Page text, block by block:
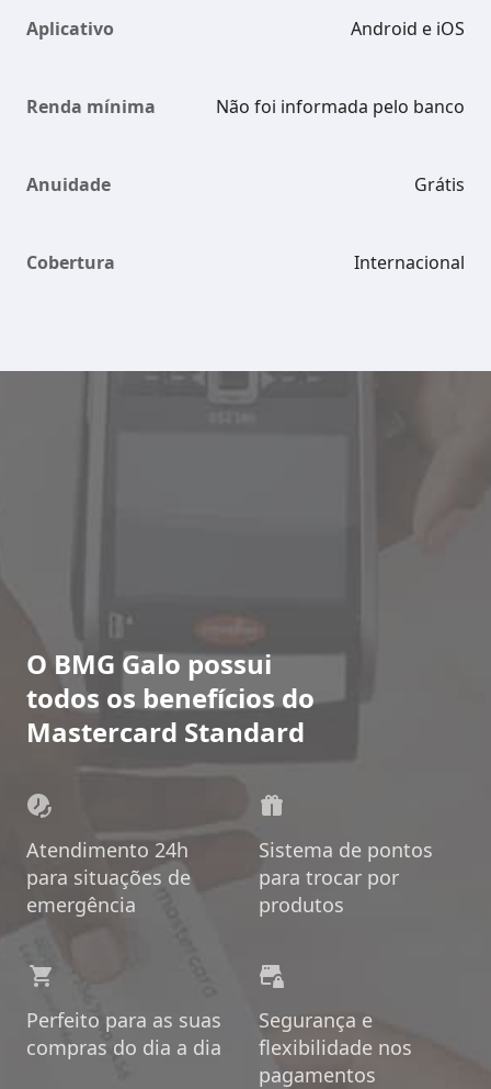
Aplicativo Android e iOS
Renda mínima Não foi informada pelo banco
Anuidade Grátis
Cobertura Internacional
O BMG Galo possui
todos os benefícios do
Mastercard Standard
Atendimento 24h
para situações de
emergência
Sistema de pontos
para trocar por
produtos
Perfeito para as suas
compras do dia a dia
Segurança e
flexibilidade nos
pagamentos